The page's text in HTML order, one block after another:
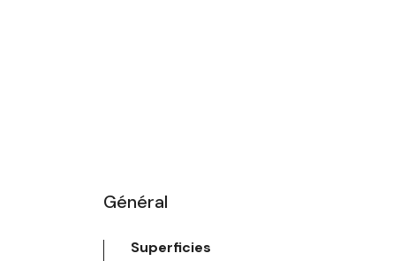
Général
Superficies